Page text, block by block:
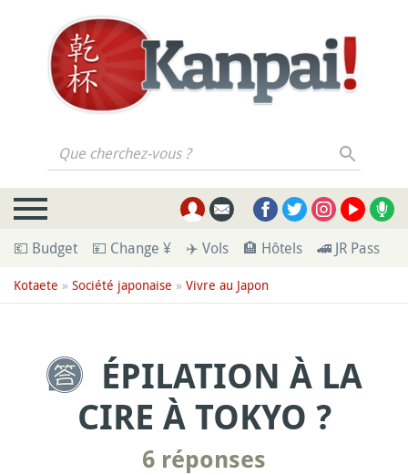
Que cherchez-vous ?
💶 Budget 💴 Change ¥ ✈️ Vols 🏨 Hôtels 🚄 JR Pass
Kotaete » Société japonaise » Vivre au Japon
ÉPILATION À LA
CIRE À TOKYO ?
6 réponses